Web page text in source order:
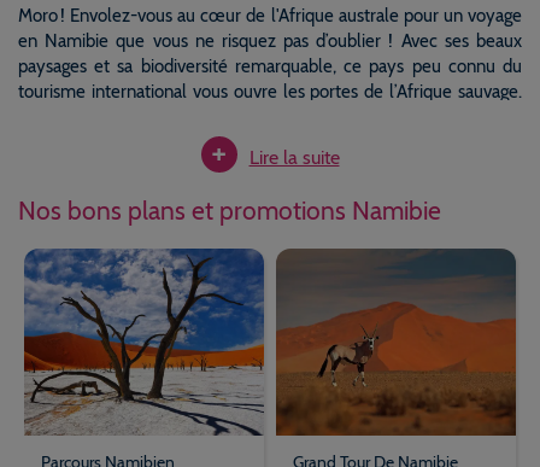
Moro ! Envolez-vous au cœur de l'Afrique australe pour un voyage
en Namibie que vous ne risquez pas d’oublier ! Avec ses beaux
paysages et sa biodiversité remarquable, ce pays peu connu du
tourisme international vous ouvre les portes de l’Afrique sauvage.
planète. Des dunes rouges de Sossusvlei aux vastes plaines du parc
national d'Etosha, ce territoire qui a acquis son indépendance en
protection environnementale, saluée par de nombreuses
organisations internationales. Partez pour un incroyable séjour en
Namibie sur la terre des guépards et vivez des expériences
fascinantes au milieu de la faune africaine mythique.
Que faire ?
Pays d’aventures où de nombreuses tribus cohabitent
paisiblement, la Namibie représente parfaitement la grandeur du
+ Lire la suite
Nos bons plans et promotions Namibie
Parcours Namibien Grand Tour De Namibie